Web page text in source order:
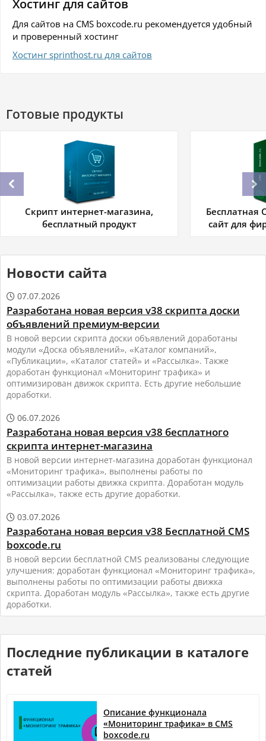
Хостинг для сайтов
Для сайтов на CMS boxcode.ru рекомендуется удобный
и проверенный хостинг
Хостинг sprinthost.ru для сайтов
Готовые продукты
Скрипт интернет-магазина,
бесплатный продукт
Бесплатная
сайт для
Новости сайта
 07.07.2026
Разработана новая версия v38 скрипта доски
объявлений премиум-версии
В новой версии скрипта доски объявлений доработаны
модули «Доска объявлений», «Каталог компаний»,
«Публикации», «Каталог статей» и «Рассылка». Также
доработан функционал «Мониторинг трафика» и
оптимизирован движок скрипта. Есть другие небольшие
доработки.
 06.07.2026
Разработана новая версия v38 бесплатного
скрипта интернет-магазина
В новой версии интернет-магазина доработан функционал
«Мониторинг трафика», выполнены работы по
оптимизации работы движка скрипта. Доработан модуль
«Рассылка», также есть другие доработки.
 03.07.2026
Разработана новая версия v38 Бесплатной CMS
boxcode.ru
В новой версии бесплатной CMS реализованы следующие
улучшения: доработан функционал «Мониторинг трафика»,
выполнены работы по оптимизации работы движка
скрипта. Доработан модуль «Рассылка», также есть другие
доработки.
Последние публикации в каталоге
статей
Описание функционала
«Мониторинг трафика» в CMS
boxcode.ru